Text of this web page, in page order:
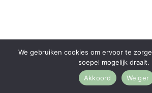
We gebruiken cookies om ervoor te
soepel mogelijk draait.
Akkoord
Weiger